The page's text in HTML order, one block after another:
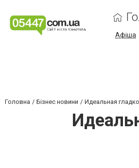
Афіша
Головна Бізнес новини Идеальная